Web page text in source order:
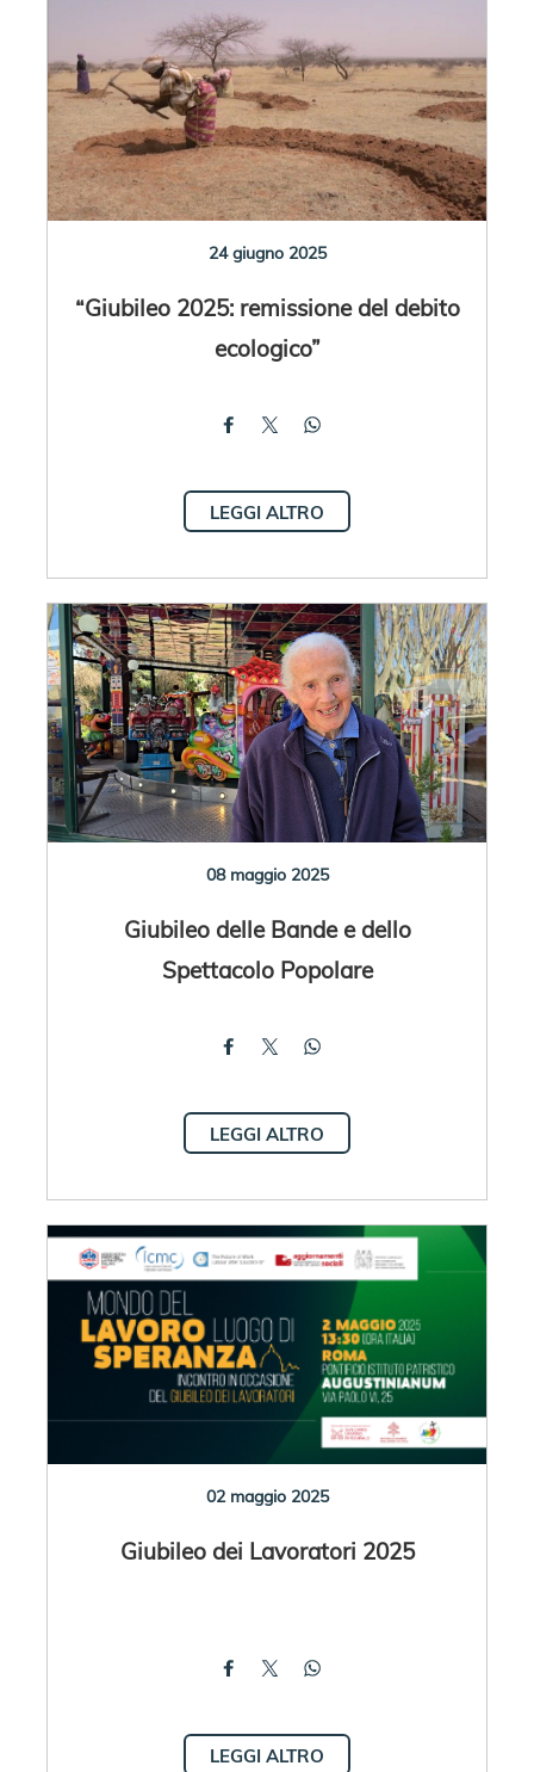
24 giugno 2025
“Giubileo 2025: remissione del debito
ecologico”
LEGGI ALTRO
08 maggio 2025
Giubileo delle Bande e dello
Spettacolo Popolare
LEGGI ALTRO
02 maggio 2025
Giubileo dei Lavoratori 2025
LEGGI ALTRO